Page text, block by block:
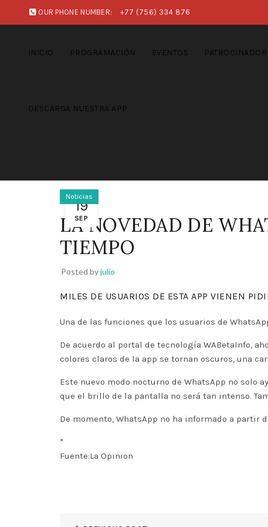
OUR PHONE NUMBER: +77 (756) 334 876
INICIO PROGRAMACIÓN EVENTOS
DESCARGA NUESTRA APP
19
SEP
Noticias
LA NOVEDAD DE
TIEMPO
Posted byjulio
MILES DE USUARIOS DE ESTA APP VIENEN
Una de las funciones que los usuarios de
De acuerdo al portal de tecnología WABetaInfo,
colores claros de la app se tornan oscuros, una
Este nuevo modo nocturno de WhatsApp no solo
que el brillo de la pantalla no será tan intenso.
De momento, WhatsApp no ha informado a
*
Fuente:La Opinion